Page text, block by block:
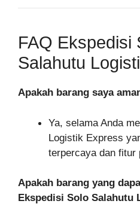
FAQ Ekspedisi
Salahutu
Apakah barang saya
Ya, selama Anda
Logistik Express
terpercaya dan fitur
Apakah barang yang
Ekspedisi Solo Salahutu